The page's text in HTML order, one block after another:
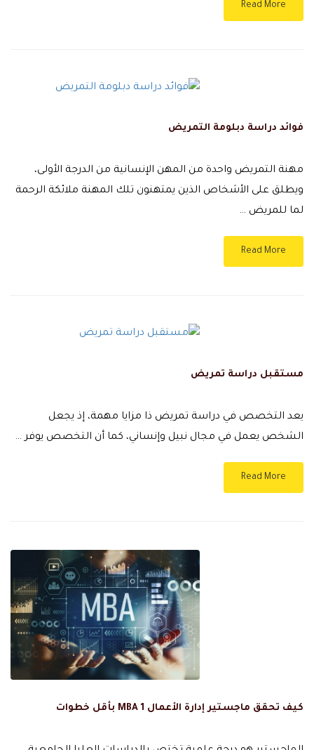
Read More
فوائد دراسة دبلومة التمريض
مهنة التمريض واحدة من المهن الإنسانية من الدرجة الأولى،
ويطلق على الأشخاص الذين يمتهنون تلك المهنة ملائكة الرحمة
لما للمريض …
Read More
مستقبل دراسة تمريض
يعد التخصص في دراسة تمريض ذا مزايا مهمة، إذ يجعل
الشخص يعمل في مجال نبيل وإنساني، كما أن التخصص يوفر …
Read More
كيف تحقق ماجستير إدارة الأعمال MBA 1 بأقل خطوات